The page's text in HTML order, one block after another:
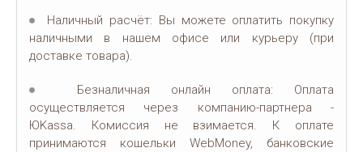
Наличный расчёт: Вы можете оплатить покупку
наличными в нашем офисе или курьеру (при
доставке товара).
Безналичная онлайн оплата: Оплата
осуществляется через компанию-партнера -
ЮKassa. Комиссия не взимается. К оплате
принимаются кошельки WebMoney, банковские